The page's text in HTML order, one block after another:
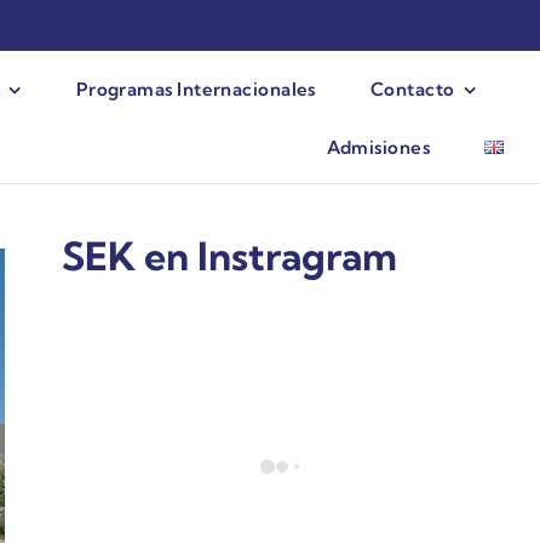
Programas Internacionales Contacto
Admisiones
SEK en Instragram